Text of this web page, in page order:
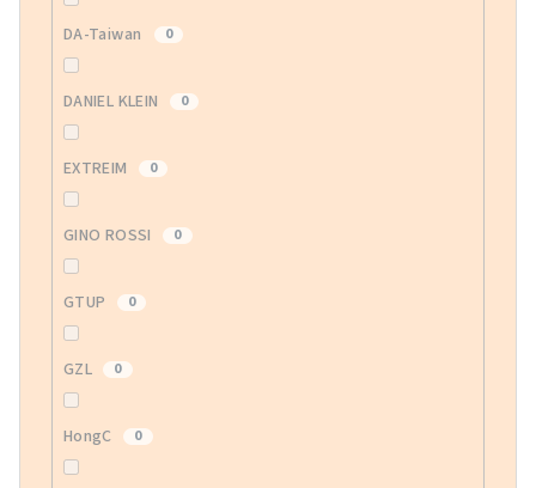
DA-Taiwan 0
DANIEL KLEIN 0
EXTREIM 0
GINO ROSSI 0
GTUP 0
GZL 0
HongC 0